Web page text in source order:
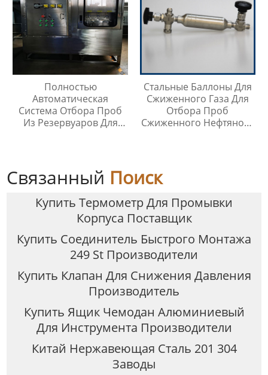
Полностью
Автоматическая
Система Отбора Проб
Из Резервуаров Для
Стальные Баллоны Для
Сжиженного Газа Для
Отбора Проб
Сжиженного Нефтяного
Связанный Поиск
Купить Термометр Для Промывки
Корпуса Поставщик
Купить Соединитель Быстрого Монтажа
249 St Производители
Купить Клапан Для Снижения Давления
Производитель
Купить Ящик Чемодан Алюминиевый
Для Инструмента Производители
Китай Нержавеющая Сталь 201 304
Заводы